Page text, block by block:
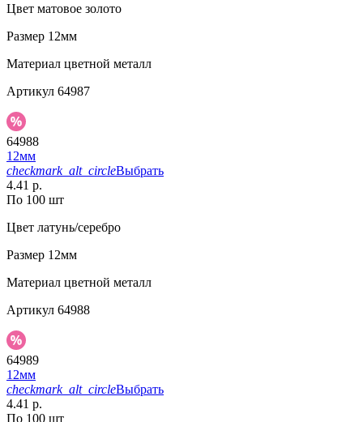
Цвет матовое золото
Размер 12мм
Материал цветной металл
Артикул 64987
64988
12мм
checkmark_alt_circleВыбрать
4.41 р.
По 100 шт
Цвет латунь/серебро
Размер 12мм
Материал цветной металл
Артикул 64988
64989
12мм
checkmark_alt_circleВыбрать
4.41 р.
По 100 шт